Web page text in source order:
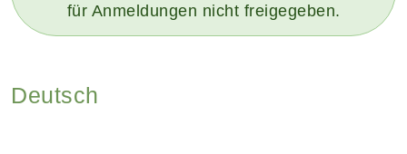
für Anmeldungen nicht freigegeben.
Deutsch